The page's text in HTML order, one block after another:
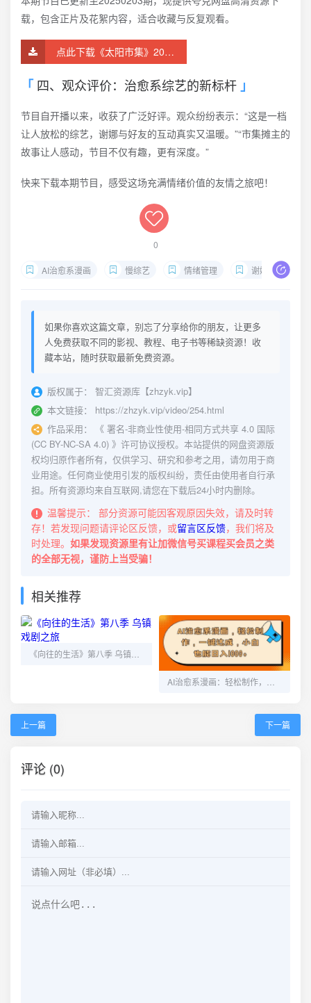
载，包含正片及花絮内容，适合收藏与反复观看。
点此下载《太阳市集》20250203期完整版
四、观众评价：治愈系综艺的新标杆
节目自开播以来，收获了广泛好评。观众纷纷表示：“这是一档
让人放松的综艺，谢娜与好友的互动真实又温暖。”“市集摊主的
故事让人感动，节目不仅有趣，更有深度。”
快来下载本期节目，感受这场充满情绪价值的友情之旅吧！
0
AI治愈系漫画 慢综艺 情绪管理 谢娜杨迪
如果你喜欢这篇文章，别忘了分享给你的朋友，让更多
人免费获取不同的影视、教程、电子书等稀缺资源！收
藏本站，随时获取最新免费资源。
版权属于：
智汇资源库【zhzyk.vip】
本文链接：
https://zhzyk.vip/video/254.html
作品采用：
《 署名-非商业性使用-相同方式共享 4.0 国际
(CC BY-NC-SA 4.0) 》许可协议授权。本站提供的网盘资源版
权均归原作者所有，仅供学习、研究和参考之用，请勿用于商
业用途。任何商业使用引发的版权纠纷，责任由使用者自行承
担。所有资源均来自互联网,请您在下载后24小时内删除。
温馨提示：
部分资源可能因客观原因失效，请及时转
存！若发现问题请评论区反馈，或留言区反馈，我们将及
时处理。 如果发现资源里有让加微信号买课程买会员之类
的全部无视，谨防上当受骗！
相关推荐
上一篇 下一篇
评论 (0)